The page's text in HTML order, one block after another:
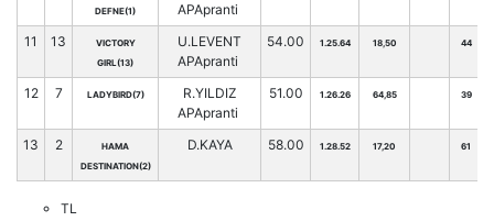
DEFNE(1)
APApranti
11 13
VICTORY
GIRL(13)
U.LEVENT
APApranti
54.00 1.25.64 18,50 44
12 7 LADYBIRD(7)
R.YILDIZ
APApranti
51.00 1.26.26 64,85 39
13 2
HAMA
DESTINATION(2)
D.KAYA 58.00 1.28.52 17,20 61
TL